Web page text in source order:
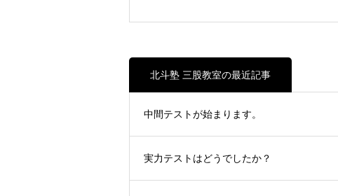
北斗塾 三股教室の最近記事
中間テストが始まります。
実力テストはどうでしたか？